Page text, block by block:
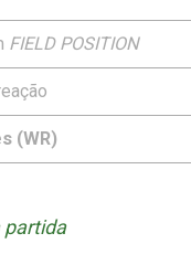
FIELD POSITION
(WR)
partida